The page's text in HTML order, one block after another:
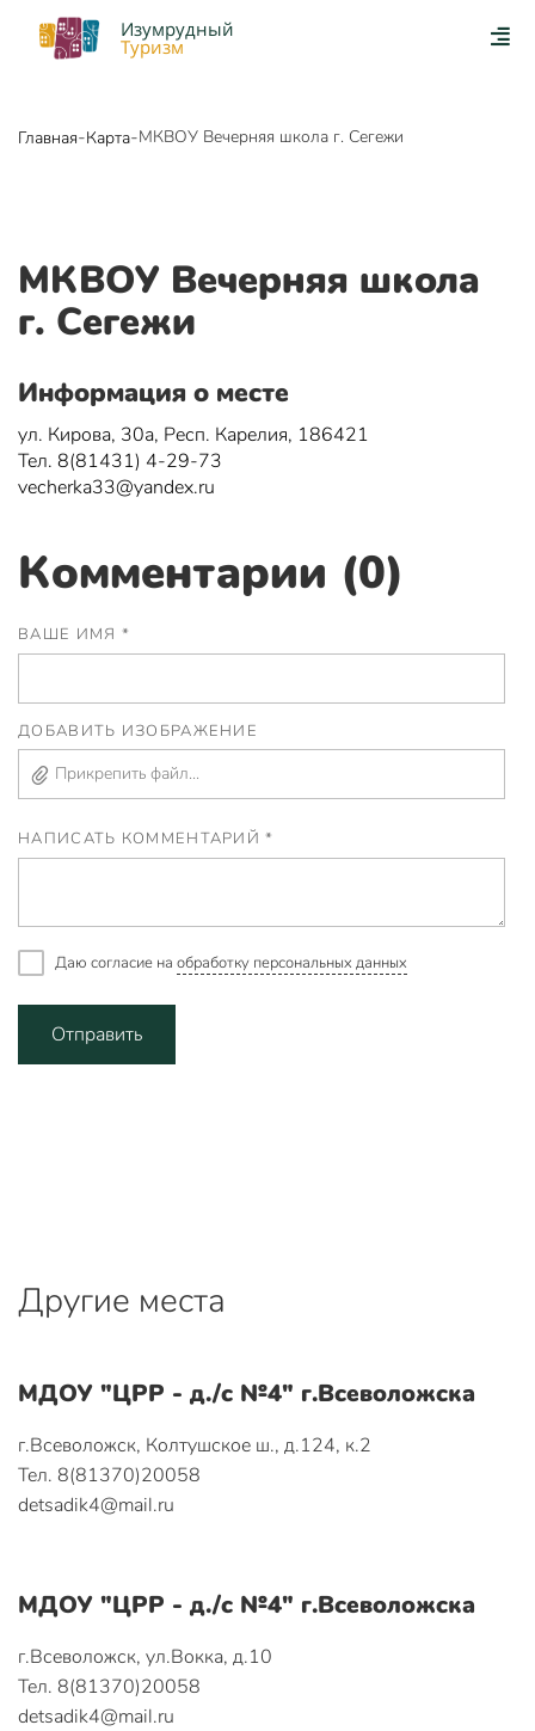
Изумрудный
Туризм
Главная-Карта-МКВОУ Вечерняя школа г. Сегежи
МКВОУ Вечерняя школа
г. Сегежи
Информация о месте
ул. Кирова, 30а, Респ. Карелия, 186421
Тел. 8(81431) 4-29-73
vecherka33@yandex.ru
Комментарии (0)
ВАШЕ ИМЯ *
ДОБАВИТЬ ИЗОБРАЖЕНИЕ
Прикрепить файл...
НАПИСАТЬ КОММЕНТАРИЙ *
Даю согласие на обработку персональных данных
Отправить
Другие места
МДОУ "ЦРР - д./с №4" г.Всеволожска
г.Всеволожск, Колтушское ш., д.124, к.2
Тел. 8(81370)20058
detsadik4@mail.ru
МДОУ "ЦРР - д./с №4" г.Всеволожска
г.Всеволожск, ул.Вокка, д.10
Тел. 8(81370)20058
detsadik4@mail.ru